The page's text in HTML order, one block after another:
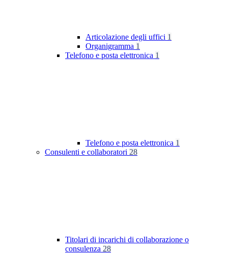
Articolazione degli uffici 1
Organigramma 1
Telefono e posta elettronica 1
Telefono e posta elettronica 1
Consulenti e collaboratori 28
Titolari di incarichi di collaborazione o
consulenza 28